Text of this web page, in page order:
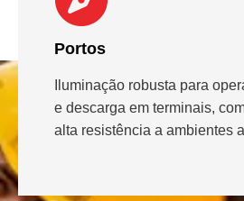
Portos
Iluminação robusta para
e descarga em terminais,
alta resistência a ambientes